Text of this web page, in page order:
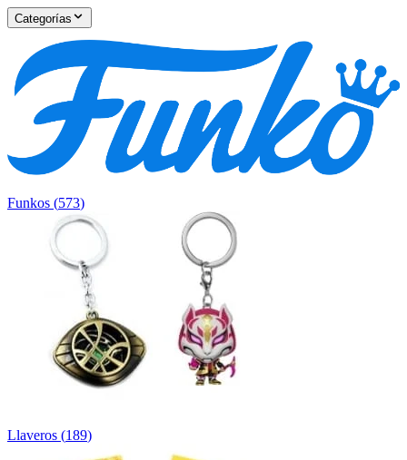
Categorías
Funkos (573)
Llaveros (189)